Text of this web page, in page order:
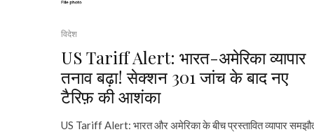
विदेश
US Tariff Alert: भारत-अमेरिका व्यापार
तनाव बढ़ा! सेक्शन 301 जांच के बाद नए
टैरिफ़ की आशंका
US Tariff Alert: भारत और अमेरिका के बीच प्रस्तावित व्यापार